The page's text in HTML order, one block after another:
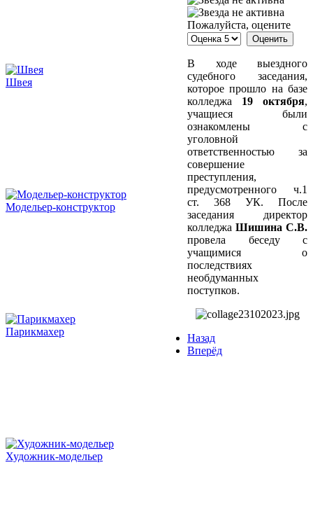
Швея
Модельер-конструктор
Парикмахер
Художник-модельер
Пожалуйста, оцените
В ходе выездного
судебного заседания,
которое прошло на базе
колледжа 19 октября,
учащиеся были
ознакомлены с
уголовной
ответственностью за
совершение
преступления,
предусмотренного ч.1
ст. 368 УК. После
заседания директор
колледжа Шишина С.В.
провела беседу с
учащимися о
последствиях
необдуманных
поступков.
Назад
Вперёд